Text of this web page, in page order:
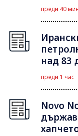
преди 40 мин
над 83
преди 1 час
Novo